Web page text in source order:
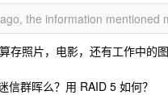
the information mentioned
存照片，电影，还有工作中的
信群晖么？用 RAID 5 如何？